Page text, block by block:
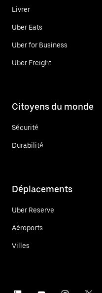
Livrer
Uber Eats
Uber for Business
Uber Freight
Citoyens du monde
Sécurité
Durabilité
Déplacements
Uber Reserve
Aéroports
Villes